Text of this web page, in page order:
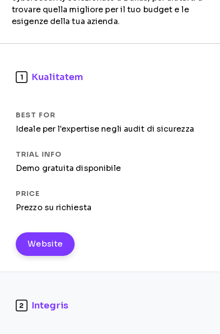
trovare quella migliore per il tuo budget e le
esigenze della tua azienda.
1 Kualitatem
Ideale per l'expertise negli audit di sicurezza
Demo gratuita disponibile
Prezzo su richiesta
Website
2 Integris